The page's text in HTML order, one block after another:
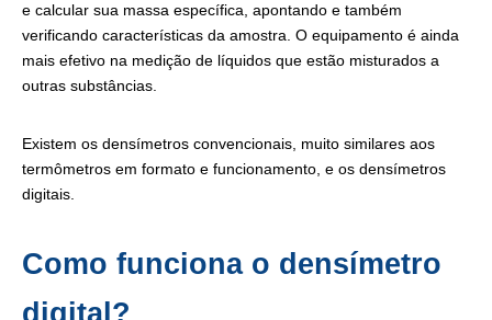
e calcular sua massa específica, apontando e também
verificando características da amostra. O equipamento é ainda
mais efetivo na medição de líquidos que estão misturados a
outras substâncias.
Existem os densímetros convencionais, muito similares aos
termômetros em formato e funcionamento, e os densímetros
digitais.
Como funciona o densímetro
digital?